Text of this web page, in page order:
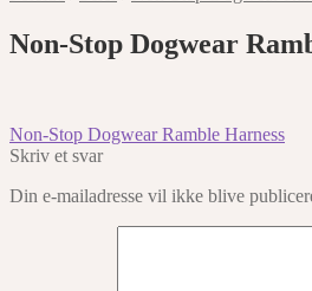
Non-Stop Dogwear
Indlægsnavigation
Forrige
indlæg:
Non-Stop Dogwear Ramble Harness
Skriv et svar
Din e-mailadresse vil ikke blive